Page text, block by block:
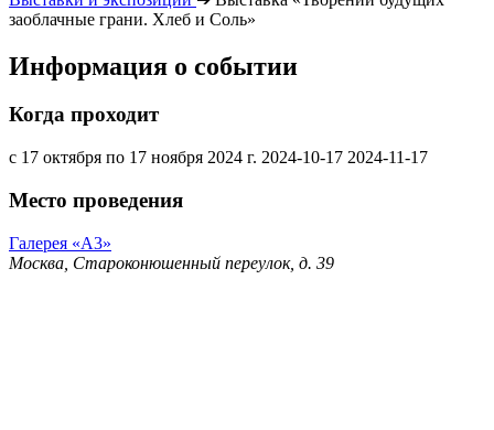
заоблачные грани. Хлеб и Соль»
Информация о событии
Когда проходит
с 17 октября по 17 ноября 2024 г. 2024-10-17 2024-11-17
Место проведения
Галерея «А3»
Москва, Староконюшенный переулок, д. 39